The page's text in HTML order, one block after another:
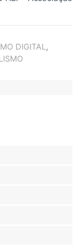
DIGITAL,